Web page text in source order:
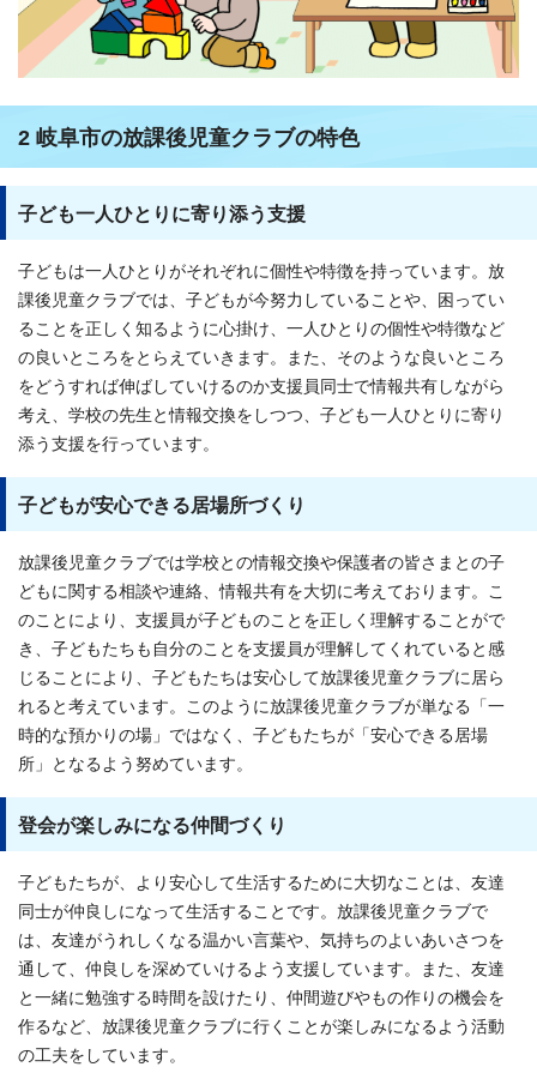
2 岐阜市の放課後児童クラブの特色
子ども一人ひとりに寄り添う支援
子どもは一人ひとりがそれぞれに個性や特徴を持っています。放
課後児童クラブでは、子どもが今努力していることや、困ってい
ることを正しく知るように心掛け、一人ひとりの個性や特徴など
の良いところをとらえていきます。また、そのような良いところ
をどうすれば伸ばしていけるのか支援員同士で情報共有しながら
考え、学校の先生と情報交換をしつつ、子ども一人ひとりに寄り
添う支援を行っています。
子どもが安心できる居場所づくり
放課後児童クラブでは学校との情報交換や保護者の皆さまとの子
どもに関する相談や連絡、情報共有を大切に考えております。こ
のことにより、支援員が子どものことを正しく理解することがで
き、子どもたちも自分のことを支援員が理解してくれていると感
じることにより、子どもたちは安心して放課後児童クラブに居ら
れると考えています。このように放課後児童クラブが単なる「一
時的な預かりの場」ではなく、子どもたちが「安心できる居場
所」となるよう努めています。
登会が楽しみになる仲間づくり
子どもたちが、より安心して生活するために大切なことは、友達
同士が仲良しになって生活することです。放課後児童クラブで
は、友達がうれしくなる温かい言葉や、気持ちのよいあいさつを
通して、仲良しを深めていけるよう支援しています。また、友達
と一緒に勉強する時間を設けたり、仲間遊びやもの作りの機会を
作るなど、放課後児童クラブに行くことが楽しみになるよう活動
の工夫をしています。